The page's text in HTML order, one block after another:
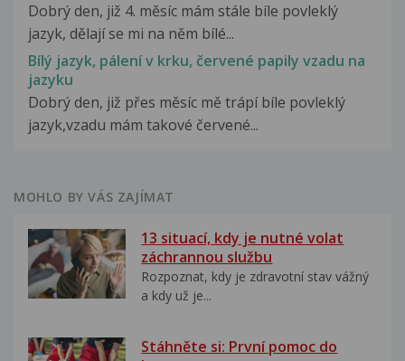
Dobrý den, již 4. měsíc mám stále bíle povleklý
jazyk, dělají se mi na něm bílé...
Bílý jazyk, pálení v krku, červené papily vzadu na
jazyku
Dobrý den, již přes měsíc mě trápí bíle povleklý
jazyk,vzadu mám takové červené...
MOHLO BY VÁS ZAJÍMAT
13 situací, kdy je nutné volat
záchrannou službu
Rozpoznat, kdy je zdravotní stav vážný
a kdy už je...
Stáhněte si: První pomoc do